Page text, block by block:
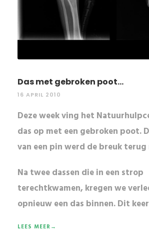
Das met gebroken poot...
16 APRIL 2010
Deze week ving het
das op met een gebroken poot.
van een pin werd de breuk
Na twee dassen die in een strop
terechtkwamen, kregen we
opnieuw een das binnen. Dit
LEES MEER→